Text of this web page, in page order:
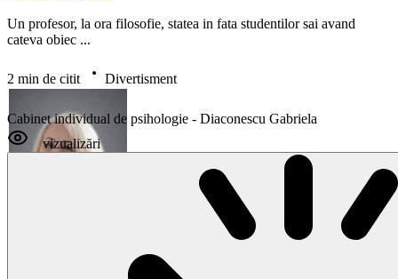
Un profesor, la ora filosofie, statea in fata studentilor sai avand
cateva obiec ...
2 min de citit Divertisment
Cabinet individual de psihologie - Diaconescu Gabriela
vizualizări